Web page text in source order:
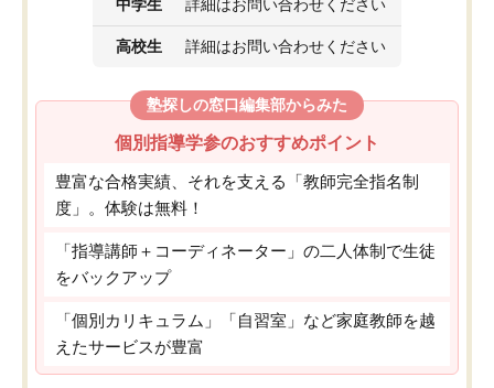
中学生 詳細はお問い合わせください
高校生 詳細はお問い合わせください
塾探しの窓口編集部からみた
個別指導学参のおすすめポイント
豊富な合格実績、それを支える「教師完全指名制
度」。体験は無料！
「指導講師＋コーディネーター」の二人体制で生徒
をバックアップ
「個別カリキュラム」「自習室」など家庭教師を越
えたサービスが豊富